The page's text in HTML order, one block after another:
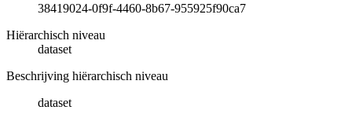
38419024-0f9f-4460-8b67-955925f90ca7
Hiërarchisch niveau
dataset
Beschrijving hiërarchisch niveau
dataset